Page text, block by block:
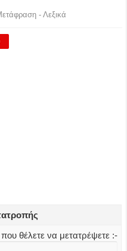
- Λεξικά
θέλετε να μετατρέψετε :-